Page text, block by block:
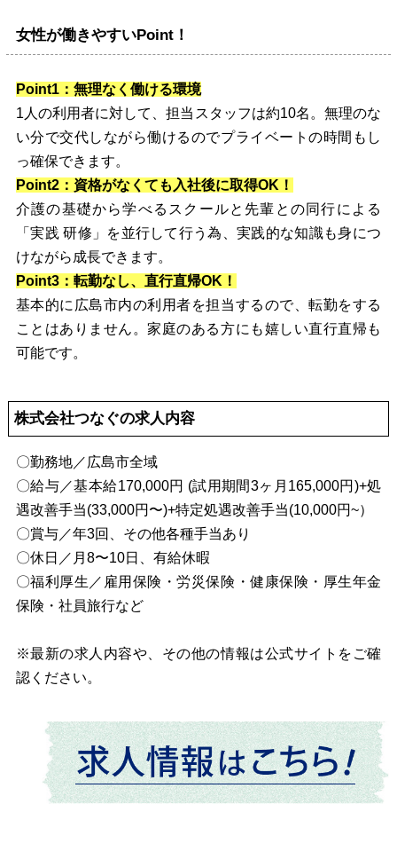
女性が働きやすいPoint！
Point1：無理なく働ける環境
1人の利用者に対して、担当スタッフは約10名。無理のな
い分で交代しながら働けるのでプライベートの時間もし
っ確保できます。
Point2：資格がなくても入社後に取得OK！
介護の基礎から学べるスクールと先輩との同行による
「実践 研修」を並行して行う為、実践的な知識も身につ
けながら成長できます。
Point3：転勤なし、直行直帰OK！
基本的に広島市内の利用者を担当するので、転勤をする
ことはありません。家庭のある方にも嬉しい直行直帰も
可能です。
株式会社つなぐの求人内容
〇勤務地／広島市全域
〇給与／基本給170,000円 (試用期間3ヶ月165,000円)+処
遇改善手当(33,000円〜)+特定処遇改善手当(10,000円~）
〇賞与／年3回、その他各種手当あり
〇休日／月8〜10日、有給休暇
〇福利厚生／雇用保険・労災保険・健康保険・厚生年金
保険・社員旅行など
※最新の求人内容や、その他の情報は公式サイトをご確
認ください。